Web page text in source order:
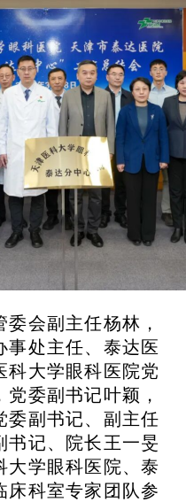
会副主任杨林，
事处主任、泰达医
科大学眼科医院党
委副书记叶颖，
委副书记、副主任
书记、院长王一旻
大学眼科医院、泰
床科室专家团队参